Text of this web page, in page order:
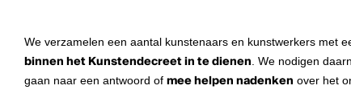
We verzamelen een aantal kunstenaars en kunstwerkers met
binnen het Kunstendecreet in te dienen. We nodigen
gaan naar een antwoord of mee helpen nadenken over het